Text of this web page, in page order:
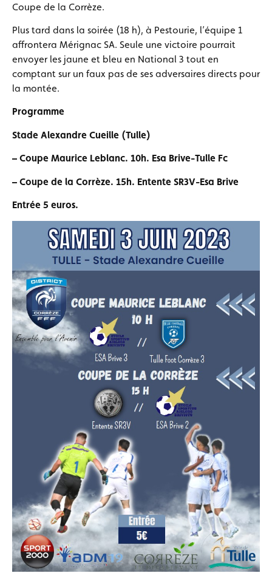
Coupe de la Corrèze.
Plus tard dans la soirée (18 h), à Pestourie, l’équipe 1
affrontera Mérignac SA. Seule une victoire pourrait
envoyer les jaune et bleu en National 3 tout en
comptant sur un faux pas de ses adversaires directs pour
la montée.
Programme
Stade Alexandre Cueille (Tulle)
– Coupe Maurice Leblanc. 10h. Esa Brive-Tulle Fc
– Coupe de la Corrèze. 15h. Entente SR3V-Esa Brive
Entrée 5 euros.